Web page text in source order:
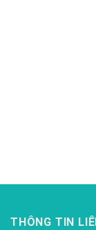
THÔNG TIN